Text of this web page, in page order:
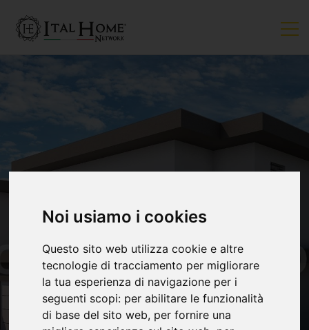
Noi usiamo i cookies
Questo sito web utilizza cookie e altre
tecnologie di tracciamento per migliorare
la tua esperienza di navigazione per i
seguenti scopi: per abilitare le funzionalità
di base del sito web, per fornire una